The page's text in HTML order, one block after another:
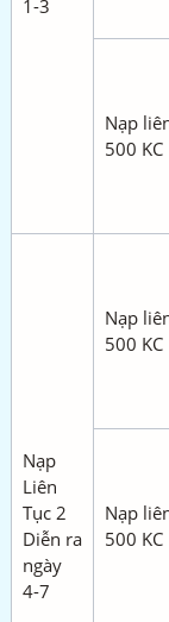
1-3
Nạp
500 KC
Nạp
Liên
Tục 2
Diễn ra
ngày
4-7
Nạp
500 KC
Nạp
500 KC